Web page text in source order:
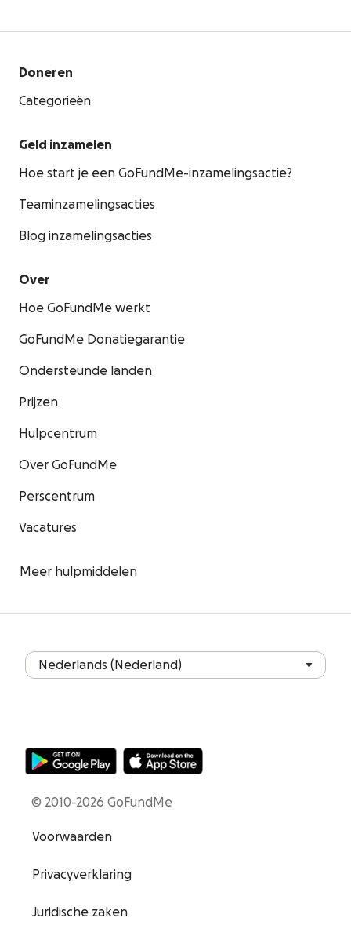
Doneren
Categorieën
Geld inzamelen
Hoe start je een GoFundMe-inzamelingsactie?
Teaminzamelingsacties
Blog inzamelingsacties
Over
Hoe GoFundMe werkt
GoFundMe Donatiegarantie
Ondersteunde landen
Prijzen
Hulpcentrum
Over GoFundMe
Perscentrum
Vacatures
Meer hulpmiddelen
© 2010-2026 GoFundMe
Voorwaarden
Privacyverklaring
Juridische zaken